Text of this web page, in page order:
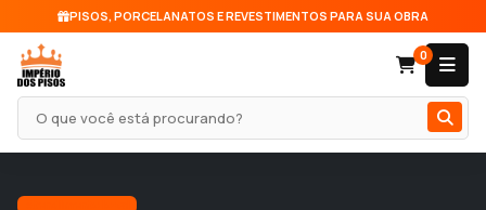
PISOS, PORCELANATOS E REVESTIMENTOS PARA SUA OBRA
Pesquisar produto
0